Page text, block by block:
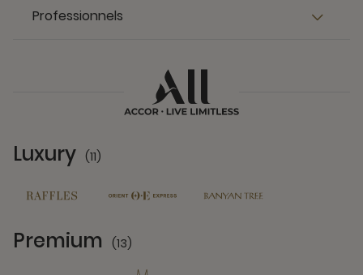
Professionnels
Luxury (11)
Premium (13)